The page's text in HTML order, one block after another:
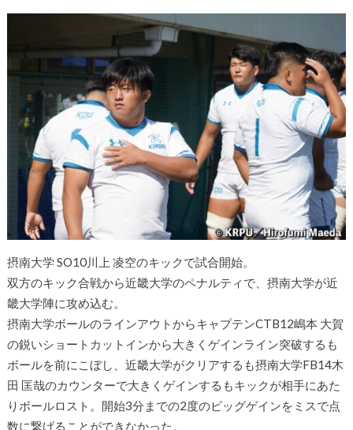
摂南大学 SO10川上 凌空のキックで試合開始。
双方のキック合戦から近畿大学のペナルティで、摂南大学が近
畿大学陣に攻め込む。
摂南大学ボールのラインアウトからキャプテンCTB12嶋本 大賀
の鋭いショートカットインから大きくゲインライン突破するも
ボールを前にこぼし、近畿大学がクリアするも摂南大学FB14木
田 匡哉のカウンターで大きくゲインするもキックが相手にあた
りボールロスト。開始3分までの2度のビッグゲインをミスで点
数に繋げることができなかった。